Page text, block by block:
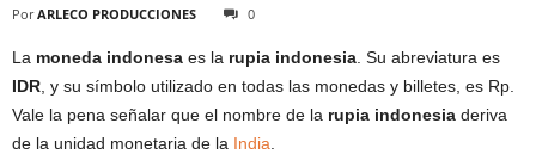
Por ARLECO PRODUCCIONES 0
La moneda indonesa es la rupia indonesia . Su abreviatura es
IDR , y su símbolo utilizado en todas las monedas y billetes, es Rp.
Vale la pena señalar que el nombre de la rupia indonesia deriva
de la unidad monetaria de la India